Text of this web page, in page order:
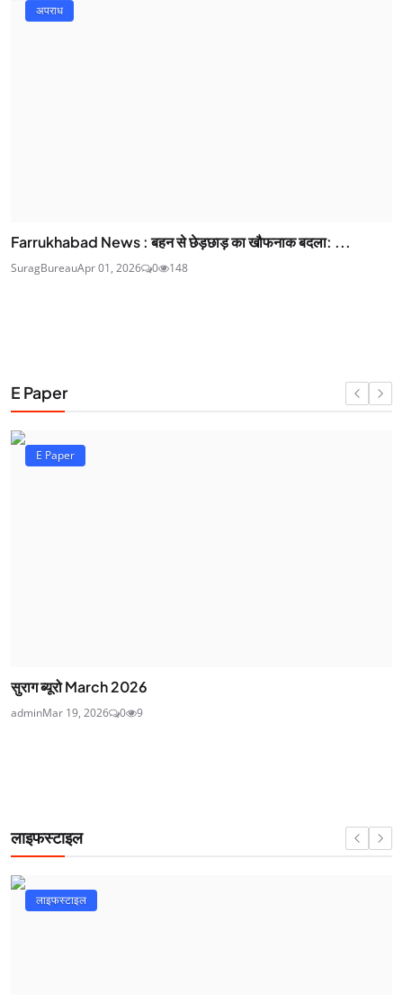
अपराध
Farrukhabad News : बहन से छेड़छाड़ का खौफनाक बदला: ...
SuragBureauApr 01, 2026 0 148
E Paper
E Paper
सुराग ब्यूरो March 2026
adminMar 19, 2026 0 9
लाइफस्टाइल
लाइफस्टाइल